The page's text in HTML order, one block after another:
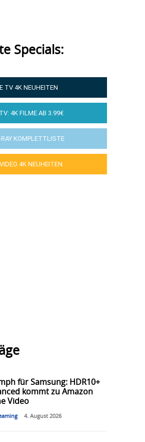
Specials:
TV 4K NEUHEITEN
4K FILME AB 3.99€
KOMPLETTLISTE
4K NEUHEITEN
für Samsung: HDR10+
kommt zu Amazon
Video
4. August 2026